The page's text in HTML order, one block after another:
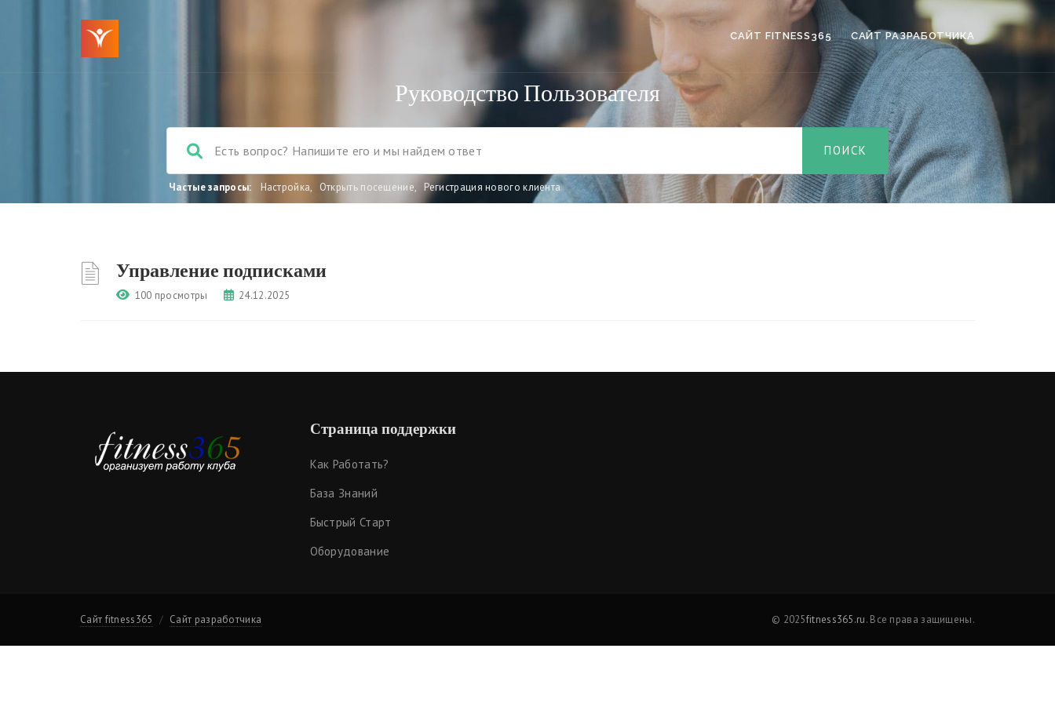
САЙТ FITNESS365 САЙТ РАЗРАБОТЧИКА
Руководство Пользователя
Частые запросы: Настройка, Открыть посещение, Регистрация нового клиента
Управление подписками
100 просмотры 24.12.2025
Страница поддержки
Как Работать?
База Знаний
Быстрый Старт
Оборудование
Сайт fitness365 Сайт разработчика © 2025fitness365.ru. Все права защищены.